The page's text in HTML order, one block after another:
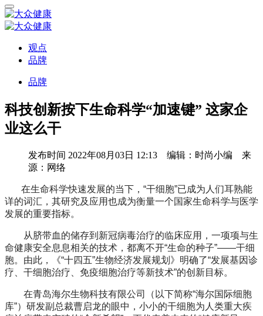
观点
品牌
品牌
科技创新按下生命科学“加速键” 这家企
业这么干
发布时间 2022年08月03日 12:13 编辑：时尚小编 来
源：网络
在生命科学快速发展的当下，“干细胞”已成为人们耳熟能
详的词汇，其研究及应用也成为衡量一个国家生命科学与医学
发展的重要指标。
从脐带血的储存到新冠病毒治疗的临床应用，一项项与生
命健康安全息息相关的技术，都离不开“生命的种子”——干细
胞。由此，《“十四五”生物经济发展规划》明确了“发展基因诊
疗、干细胞治疗、免疫细胞治疗等新技术”的创新目标。
在青岛海尔生物科技有限公司（以下简称“海尔国际细胞
库”）研发副总裁曹启龙的眼中，小小的干细胞为人类重大疾